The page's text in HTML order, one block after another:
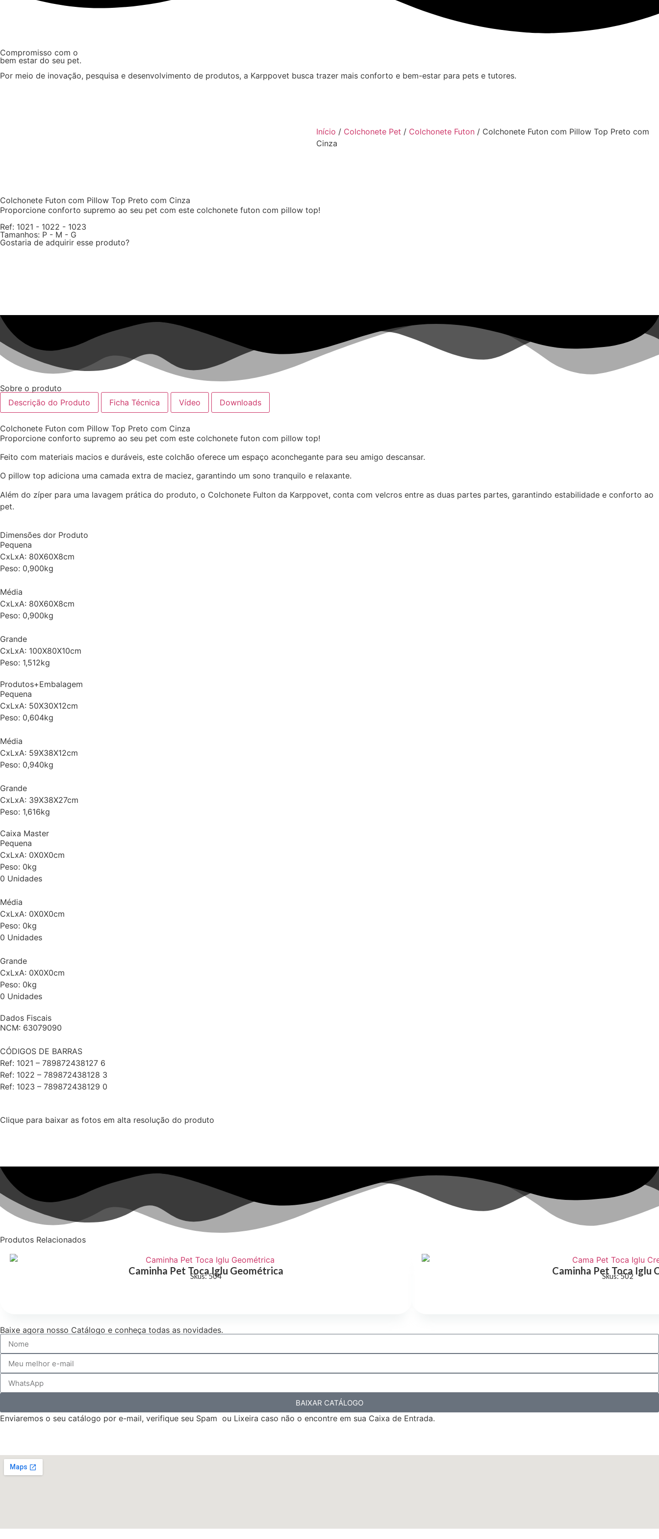
Compromisso com o
bem estar do seu pet.
Por meio de inovação, pesquisa e desenvolvimento de produtos, a Karppovet busca trazer mais conforto e bem-estar para pets e tutores.
Início / Colchonete Pet / Colchonete Futon / Colchonete Futon com Pillow Top Preto com
Cinza
Colchonete Futon com Pillow Top Preto com Cinza
Proporcione conforto supremo ao seu pet com este colchonete futon com pillow top!
Ref: 1021 - 1022 - 1023
Tamanhos: P - M - G
Gostaria de adquirir esse produto?
Sobre o produto
Descrição do Produto
Ficha Técnica Vídeo Downloads
Colchonete Futon com Pillow Top Preto com Cinza
Proporcione conforto supremo ao seu pet com este colchonete futon com pillow top!
Feito com materiais macios e duráveis, este colchão oferece um espaço aconchegante para seu amigo descansar.
O pillow top adiciona uma camada extra de maciez, garantindo um sono tranquilo e relaxante.
Além do zíper para uma lavagem prática do produto, o Colchonete Fulton da Karppovet, conta com velcros entre as duas partes partes, garantindo estabilidade e conforto ao
pet.
Dimensões dor Produto
Pequena
CxLxA: 80X60X8cm
Peso: 0,900kg
Média
CxLxA: 80X60X8cm
Peso: 0,900kg
Grande
CxLxA: 100X80X10cm
Peso: 1,512kg
Produtos+Embalagem
Pequena
CxLxA: 50X30X12cm
Peso: 0,604kg
Média
CxLxA: 59X38X12cm
Peso: 0,940kg
Grande
CxLxA: 39X38X27cm
Peso: 1,616kg
Caixa Master
Pequena
CxLxA: 0X0X0cm
Peso: 0kg
0 Unidades
Média
CxLxA: 0X0X0cm
Peso: 0kg
0 Unidades
Grande
CxLxA: 0X0X0cm
Peso: 0kg
0 Unidades
Dados Fiscais
NCM: 63079090
CÓDIGOS DE BARRAS
Ref: 1021 – 789872438127 6
Ref: 1022 – 789872438128 3
Ref: 1023 – 789872438129 0
Clique para baixar as fotos em alta resolução do produto
Produtos Relacionados
Caminha Pet Toca Iglu Geométrica
Skus: 504 Caminha Pet Toca Iglu
Skus: 502
Baixe agora nosso Catálogo e conheça todas as novidades.
BAIXAR CATÁLOGO
Enviaremos o seu catálogo por e-mail, verifique seu Spam ou Lixeira caso não o encontre em sua Caixa de Entrada.